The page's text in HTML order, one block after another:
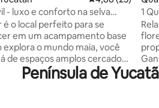
- luxo e conforto na selva
é o local perfeito para se
em um acampamento base
o mundo maia, você
de espaços amplos cercados
no conforto de uma vila
tudo o que você precisa
1
Península de